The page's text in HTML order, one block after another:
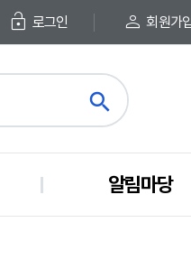
lock_open 로그인 person 회원가
search
알림마당